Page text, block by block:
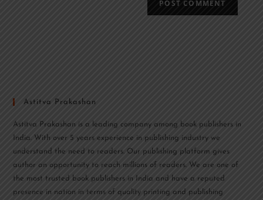
Astitva Prakashan
Astitva Prakashan is a leading company among book publishers in
India. With over 5 years experience in publishing industry we
understand the need to readers. Our publishing platform gives
author an opportunity to reach millions of readers. We are one of
the most trusted book publishers in India and have a reputed
presence in nation in terms of quality printing and publishing